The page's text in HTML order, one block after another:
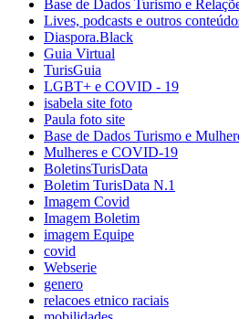
Base de Dados Turismo e
Lives, podcasts e outros
Diaspora.Black
Guia Virtual
TurisGuia
LGBT+ e COVID - 19
isabela site foto
Paula foto site
Base de Dados Turismo e
Mulheres e COVID-19
BoletinsTurisData
Boletim TurisData N.1
Imagem Covid
Imagem Boletim
imagem Equipe
covid
Webserie
genero
relacoes etnico raciais